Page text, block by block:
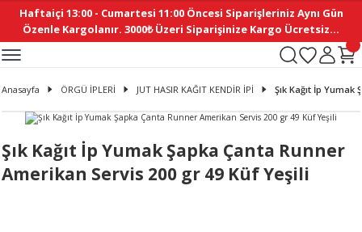
Haftaiçi 13:00 - Cumartesi 11:00 Öncesi Siparişleriniz Aynı Gün
Özenle Kargolanır. 3000₺ Üzeri Siparişinize Kargo Ücretsiz...
Geri Dön
Geri Dön
Geri Dön
Geri Dön
Geri Dön
Geri Dön
Geri Dön
Geri Dön
Geri Dön
Geri Dön
Geri Dön
Geri Dön
Geri Dön
Geri Dön
Geri Dön
AKSESUAR
Geri Dön
DERGİ
Geri Dön
Geri Dön
Geri Dön
Geri Dön
Geri Dön
Anasayfa ÖRGÜ İPLERİ JUT HASIR KAĞIT KENDİR İPİ Şık Kağıt İp
Şık Kağıt İp Yumak Şapka Çanta Runner
Amerikan Servis 200 gr 49 Küf Yeşili